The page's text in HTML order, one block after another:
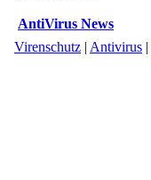
AntiVirus News
Virenschutz | Antivirus |